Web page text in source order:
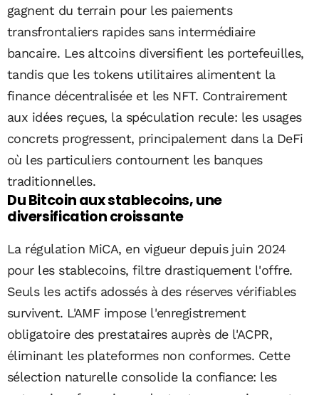
gagnent du terrain pour les paiements
transfrontaliers rapides sans intermédiaire
bancaire. Les altcoins diversifient les portefeuilles,
tandis que les tokens utilitaires alimentent la
finance décentralisée et les NFT. Contrairement
aux idées reçues, la spéculation recule: les usages
concrets progressent, principalement dans la DeFi
où les particuliers contournent les banques
traditionnelles.
Du Bitcoin aux stablecoins, une
diversification croissante
La régulation MiCA, en vigueur depuis juin 2024
pour les stablecoins, filtre drastiquement l'offre.
Seuls les actifs adossés à des réserves vérifiables
survivent. L'AMF impose l'enregistrement
obligatoire des prestataires auprès de l'ACPR,
éliminant les plateformes non conformes. Cette
sélection naturelle consolide la confiance: les